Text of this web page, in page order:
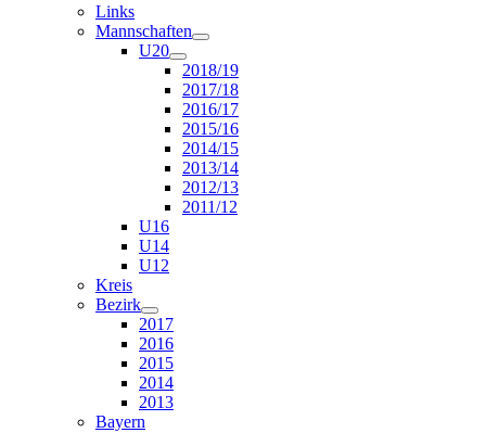
Links
Mannschaften
U20
2018/19
2017/18
2016/17
2015/16
2014/15
2013/14
2012/13
2011/12
U16
U14
U12
Kreis
Bezirk
2017
2016
2015
2014
2013
Bayern